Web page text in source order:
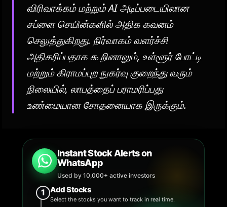
விரிவாக்கம் மற்றும் AI அடிப்படையிலான
சப்ளை செயின்களில் அதிக கவனம்
செலுத்துகிறது. நிர்வாகம் வளர்ச்சி
அதிகரிப்பதாக கூறினாலும், உள்ளூர் போட்டி
மற்றும் கிராமப்புற நுகர்வு குறைந்து வரும்
நிலையில், லாபத்தைப் பராமரிப்பது
உண்மையான சோதனையாக இருக்கும்.
Instant Stock Alerts on
WhatsApp
Used by 10,000+ active investors
1 Add Stocks
Select the stocks you want to track in real time.